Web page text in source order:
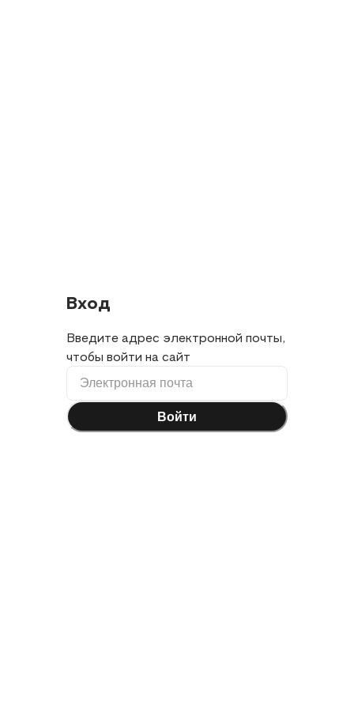
Вход
Введите адрес электронной почты,
чтобы войти на сайт
Войти